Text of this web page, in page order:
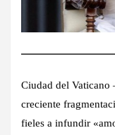
Ciudad del Vaticano
creciente
fieles a infundir